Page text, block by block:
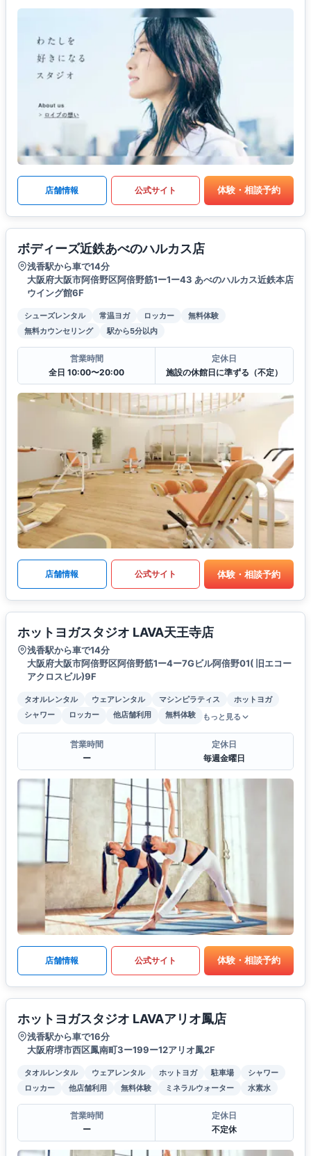
店舗情報 公式サイト 体験・相談予約
ボディーズ近鉄あべのハルカス店
浅香駅から車で14分
大阪府大阪市阿倍野区阿倍野筋1ー1ー43 あべのハルカス近鉄本店
ウイング館6F
シューズレンタル 常温ヨガ ロッカー
無料体験
無料カウンセリング
駅から5分以内
営業時間
全日 10:00〜20:00
定休日
施設の休館日に準ずる（不定）
店舗情報 公式サイト 体験・相談予約
ホットヨガスタジオ LAVA天王寺店
浅香駅から車で14分
大阪府大阪市阿倍野区阿倍野筋1ー4ー7Gビル阿倍野01( 旧エコー
アクロスビル)9F
タオルレンタル ウェアレンタル マシンピラティス
ホットヨガ
シャワー
ロッカー 他店舗利用 無料体験 もっと見る
営業時間
ー
定休日
毎週金曜日
店舗情報 公式サイト 体験・相談予約
ホットヨガスタジオ LAVAアリオ鳳店
浅香駅から車で16分
大阪府堺市西区鳳南町3ー199ー12アリオ鳳2F
タオルレンタル ウェアレンタル ホットヨガ 駐車場
シャワー
ロッカー
他店舗利用 無料体験 ミネラルウォーター 水素水
営業時間
ー
定休日
不定休